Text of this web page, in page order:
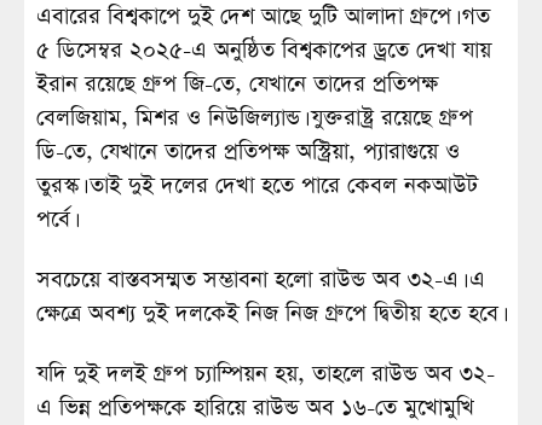
এবারের বিশ্বকাপে দুই দেশ আছে দুটি আলাদা গ্রুপে। গত
৫ ডিসেম্বর ২০২৫-এ অনুষ্ঠিত বিশ্বকাপের ড্রতে দেখা যায়
ইরান রয়েছে গ্রুপ জি-তে, যেখানে তাদের প্রতিপক্ষ
বেলজিয়াম, মিশর ও নিউজিল্যান্ড। যুক্তরাষ্ট্র রয়েছে গ্রুপ
ডি-তে, যেখানে তাদের প্রতিপক্ষ অস্ট্রিয়া, প্যারাগুয়ে ও
তুরস্ক। তাই দুই দলের দেখা হতে পারে কেবল নকআউট
পর্বে।
সবচেয়ে বাস্তবসম্মত সম্ভাবনা হলো রাউন্ড অব ৩২-এ। এ
ক্ষেত্রে অবশ্য দুই দলকেই নিজ নিজ গ্রুপে দ্বিতীয় হতে হবে।
যদি দুই দলই গ্রুপ চ্যাম্পিয়ন হয়, তাহলে রাউন্ড অব ৩২-
এ ভিন্ন প্রতিপক্ষকে হারিয়ে রাউন্ড অব ১৬-তে মুখোমুখি